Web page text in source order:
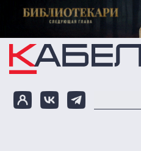
Перейти к основному